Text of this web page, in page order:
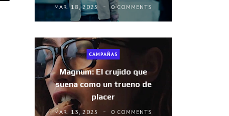
MAR. 18, 2025 0 COMMENTS
CAMPAÑAS
Magnum: El crujido que
suena como un trueno de
placer
MAR. 13, 2025 0 COMMENTS